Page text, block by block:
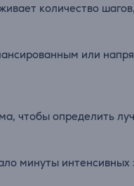
количество
или
чтобы определить
минуты